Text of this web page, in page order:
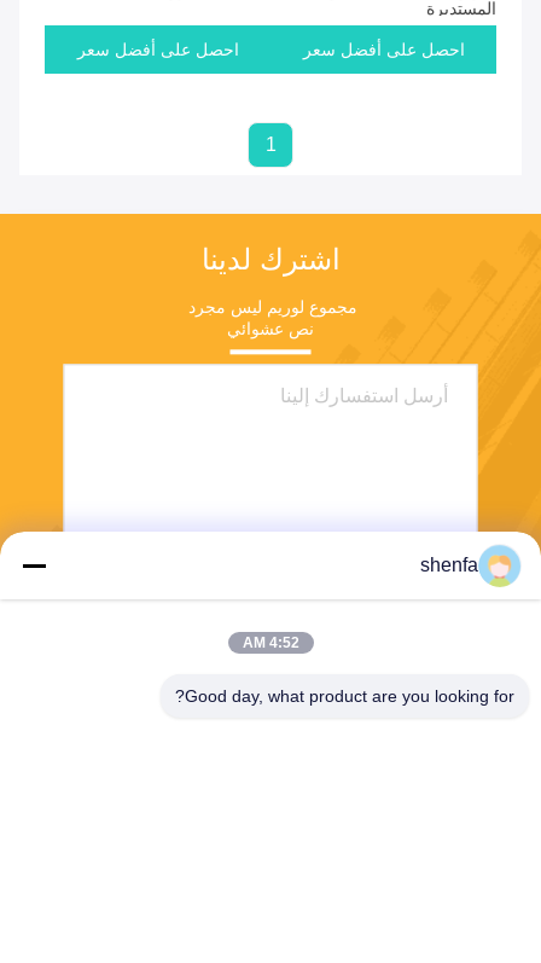
المستديرة
احصل على أفضل سعر احصل على أفضل سعر
1
اشترك لدينا
نص عشوائي
ارسل
shenfa
4:52 AM
Good day, what product are you looking for?